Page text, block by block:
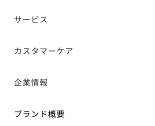
サービス
カスタマーケア
企業情報
ブランド概要